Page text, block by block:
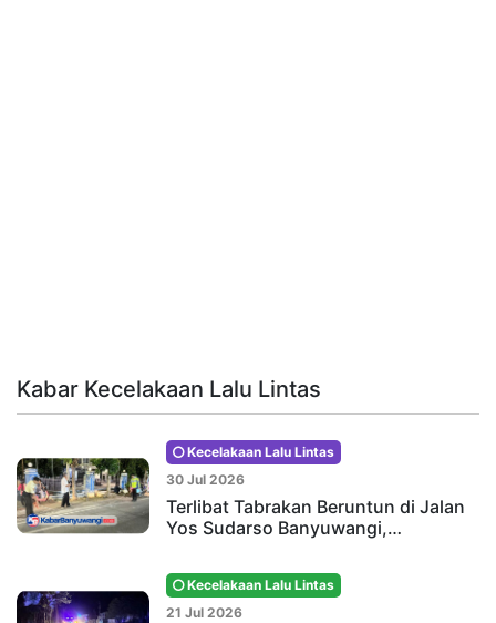
Kabar Kecelakaan Lalu Lintas
Kecelakaan Lalu Lintas
30 Jul 2026
Terlibat Tabrakan Beruntun di Jalan
Yos Sudarso Banyuwangi,…
Kecelakaan Lalu Lintas
21 Jul 2026